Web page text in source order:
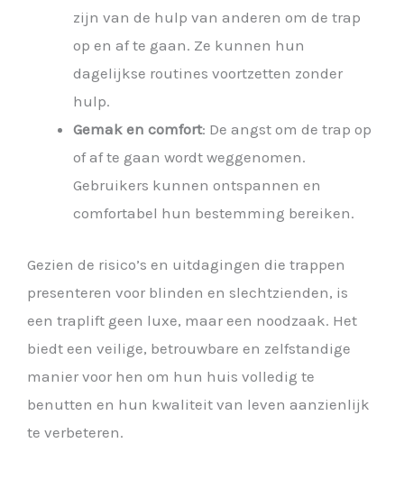
zijn van de hulp van anderen om de trap
op en af te gaan. Ze kunnen hun
dagelijkse routines voortzetten zonder
hulp.
Gemak en comfort: De angst om de trap op
of af te gaan wordt weggenomen.
Gebruikers kunnen ontspannen en
comfortabel hun bestemming bereiken.
Gezien de risico’s en uitdagingen die trappen
presenteren voor blinden en slechtzienden, is
een traplift geen luxe, maar een noodzaak. Het
biedt een veilige, betrouwbare en zelfstandige
manier voor hen om hun huis volledig te
benutten en hun kwaliteit van leven aanzienlijk
te verbeteren.